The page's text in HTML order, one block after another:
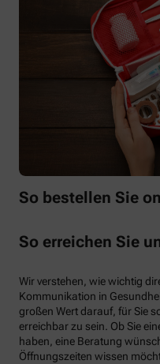
So bestellen Sie
So erreichen Sie
Wir verstehen, wie wichtig
Kommunikation in
großen Wert darauf, für Sie
erreichbar zu sein. Ob Sie
haben, eine Beratung
Öffnungszeiten wissen